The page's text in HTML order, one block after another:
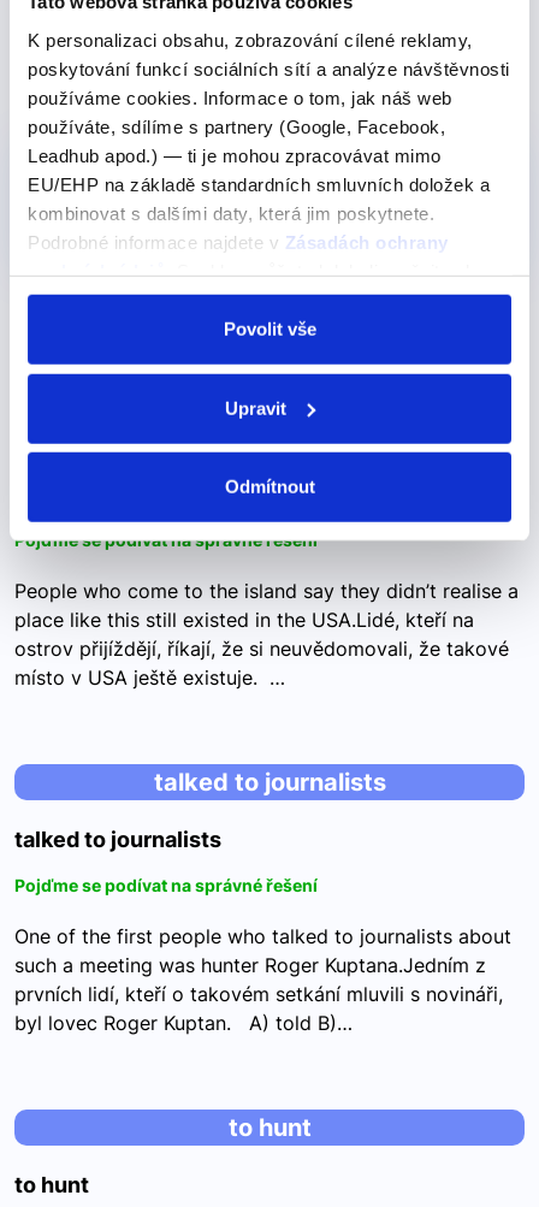
K personalizaci obsahu, zobrazování cílené reklamy,
poskytování funkcí sociálních sítí a analýze návštěvnosti
používáme cookies. Informace o tom, jak náš web
používáte, sdílíme s partnery (Google, Facebook,
Leadhub apod.) — ti je mohou zpracovávat mimo
EU/EHP na základě standardních smluvních doložek a
kombinovat s dalšími daty, která jim poskytnete.
Podrobné informace najdete v Zásadách ochrany
odvolat v nastavení cookies, případně se obrátit na
Povolit vše
Upravit
Odmítnout
používají méně.
Produkty, kde výraz nebo frázi učíme
Pro všechny
349 Kč Detail
slovníku
realise
Pojďme se podívat na správné řešení
People who come to the island say they didn’t realise a
place like this still existed in the USA.Lidé, kteří na
ostrov přijíždějí, říkají, že si neuvědomovali, že takové
místo v USA ještě existuje. …
talked to journalists
talked to journalists
Pojďme se podívat na správné řešení
One of the first people who talked to journalists about
such a meeting was hunter Roger Kuptana.Jedním z
prvních lidí, kteří o takovém setkání mluvili s novináři,
byl lovec Roger Kuptan. A) told B)…
to hunt
to hunt